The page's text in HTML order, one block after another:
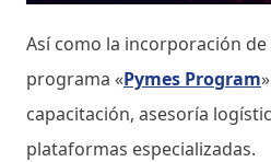
Así como la incorporación
programa «Pymes Program
capacitación, asesoría
plataformas especializadas.